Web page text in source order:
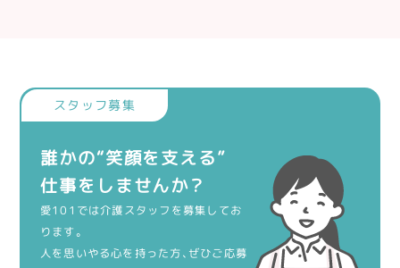
誰かの“笑顔を支える”
仕事をしませんか？
愛101では介護スタッフを募集してお
ります。
人を思いやる心を持った方、ぜひご応募